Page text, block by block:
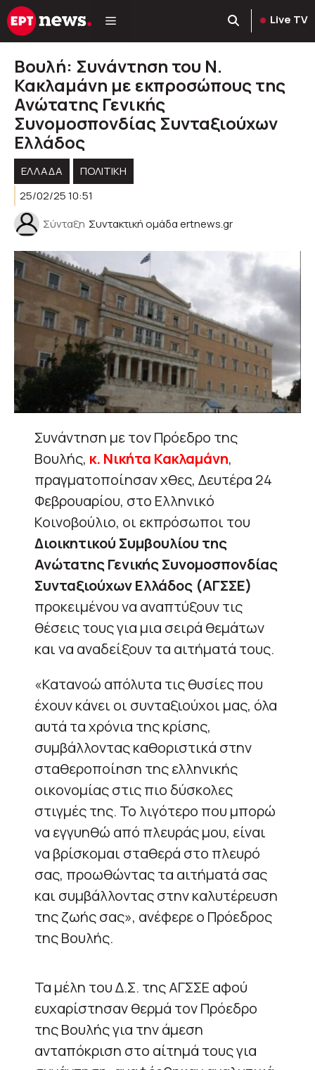
Μετάβαση
σε
Live TV
Bουλή: Συνάντηση του Ν.
Κακλαμάνη με εκπροσώπους της
Ανώτατης Γενικής
Συνομοσπονδίας Συνταξιούχων
Ελλάδος
ΕΛΛΑΔΑ
ΠΟΛΙΤΙΚΉ
25/02/25 10:51
Σύνταξη Συντακτική ομάδα ertnews.gr
Συνάντηση με τον Πρόεδρο της
Βουλής, κ. Νικήτα Κακλαμάνη,
πραγματοποίησαν χθες, Δευτέρα 24
Φεβρουαρίου, στο Ελληνικό
Κοινοβούλιο, οι εκπρόσωποι του
Διοικητικού Συμβουλίου της
Ανώτατης Γενικής Συνομοσπονδίας
Συνταξιούχων Ελλάδος (ΑΓΣΣΕ)
προκειμένου να αναπτύξουν τις
θέσεις τους για μια σειρά θεμάτων
και να αναδείξουν τα αιτήματά τους.
«Κατανοώ απόλυτα τις θυσίες που
έχουν κάνει οι συνταξιούχοι μας, όλα
αυτά τα χρόνια της κρίσης,
συμβάλλοντας καθοριστικά στην
σταθεροποίηση της ελληνικής
οικονομίας στις πιο δύσκολες
στιγμές της. Το λιγότερο που μπορώ
να εγγυηθώ από πλευράς μου, είναι
να βρίσκομαι σταθερά στο πλευρό
σας, προωθώντας τα αιτήματά σας
και συμβάλλοντας στην καλυτέρευση
της ζωής σας», ανέφερε ο Πρόεδρος
της Βουλής.
Τα μέλη του Δ.Σ. της ΑΓΣΣΕ αφού
ευχαρίστησαν θερμά τον Πρόεδρο
της Βουλής για την άμεση
ανταπόκριση στο αίτημά τους για